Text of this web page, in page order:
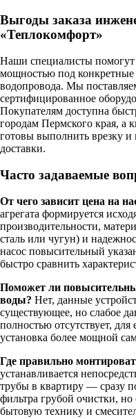
Выгоды заказа
«Теплокомфорт»
Наши специалисты помогут
мощностью под конкретные
водопровода. Мы
сертифицированное
Покупателям доступна
городам Пермского края,
готовы выполнить врезку и
доставки.
Часто задаваемые
От чего зависит цена на
агрегата формируется
производительности,
сталь или чугун) и
насос повысительный
быстро сравнить
Поможет ли
воды? Нет, данные
существующее, но слабое
полностью отсутствует, для
установка более мощной
Где правильно
устанавливается
трубы в квартиру — сразу
фильтра грубой очистки, но
бытовую технику и